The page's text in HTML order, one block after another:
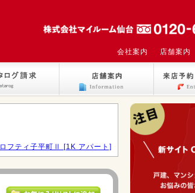
会社案内 店舗案内
ロフティ子平町Ⅱ [1K アパート]